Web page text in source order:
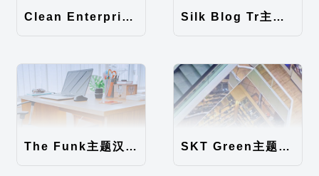
Clean Enterprise主题汉化包 Silk Blog Tr主题汉化包
The Funk主题汉化包 SKT Green主题汉化包